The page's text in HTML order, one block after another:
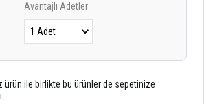
Avantajlı Adetler
ürün ile birlikte bu ürünler de sepetinize